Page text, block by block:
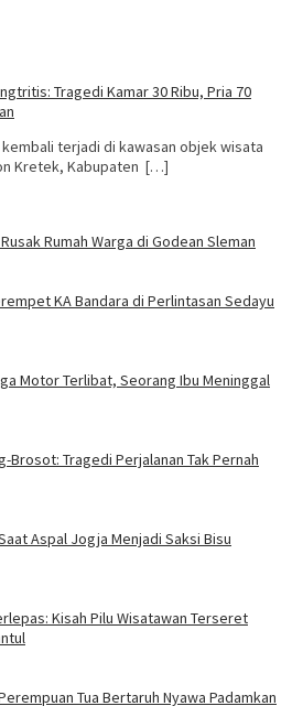
Tragedi Kamar 30 Ribu, Pria 70
terjadi di kawasan objek wisata
Kretek, Kabupaten […]
Rumah Warga di Godean Sleman
KA Bandara di Perlintasan Sedayu
Motor Terlibat, Seorang Ibu Meninggal
Brosot: Tragedi Perjalanan Tak Pernah
Aspal Jogja Menjadi Saksi Bisu
Kisah Pilu Wisatawan Terseret
Tua Bertaruh Nyawa Padamkan